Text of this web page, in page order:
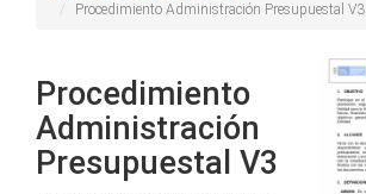
Procedimiento Administración Presupuestal V3
Procedimiento
Administración
Presupuestal V3